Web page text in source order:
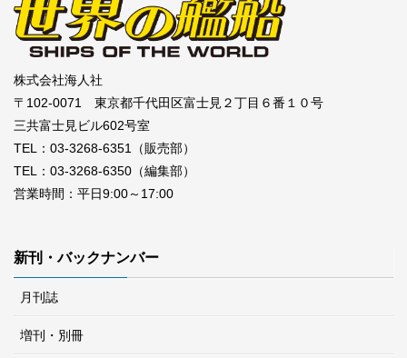
株式会社海人社
〒102-0071 東京都千代田区富士見２丁目６番１０号
三共富士見ビル602号室
TEL：03-3268-6351（販売部）
TEL：03-3268-6350（編集部）
営業時間：平日9:00～17:00
新刊・バックナンバー
月刊誌
増刊・別冊